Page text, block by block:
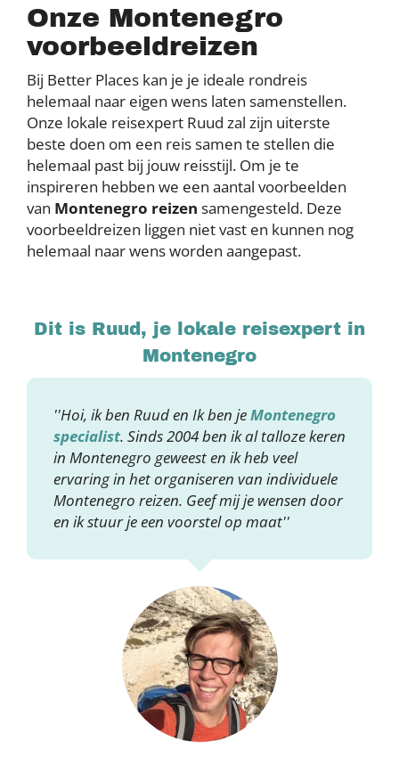
Onze Montenegro
voorbeeldreizen
Bij Better Places kan je je ideale rondreis
helemaal naar eigen wens laten samenstellen.
Onze lokale reisexpert Ruud zal zijn uiterste
beste doen om een reis samen te stellen die
helemaal past bij jouw reisstijl. Om je te
inspireren hebben we een aantal voorbeelden
van Montenegro reizen samengesteld. Deze
voorbeeldreizen liggen niet vast en kunnen nog
helemaal naar wens worden aangepast.
Dit is Ruud, je lokale reisexpert in
Montenegro
''Hoi, ik ben Ruud en Ik ben jeMontenegro
specialist. Sinds 2004 ben ik al talloze keren
in Montenegro geweest en ik heb veel
ervaring in het organiseren van individuele
Montenegro reizen. Geef mij je wensen door
en ik stuur je een voorstel op maat''